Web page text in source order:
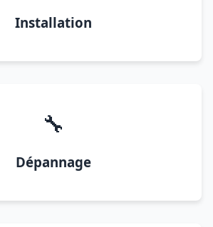
Installation
🔧
Dépannage